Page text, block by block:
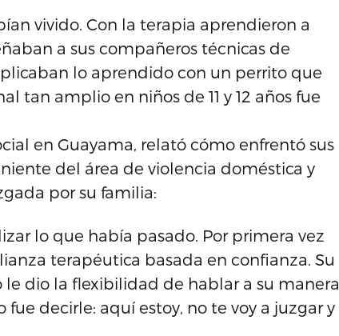
vivido. Con la terapia aprendieron a
a sus compañeros técnicas de
lo aprendido con un perrito que
tan amplio en niños de 11 y 12 años fue
en Guayama, relató cómo enfrentó sus
del área de violencia doméstica y
por su familia:
lo que había pasado. Por primera vez
terapéutica basada en confianza. Su
dio la flexibilidad de hablar a su manera
decirle: aquí estoy, no te voy a juzgar y